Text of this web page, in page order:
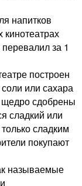
напитков
кинотеатрах
за 1
построен
или сахара
сдобрены
сладкий или
сладким
покупают
называемые